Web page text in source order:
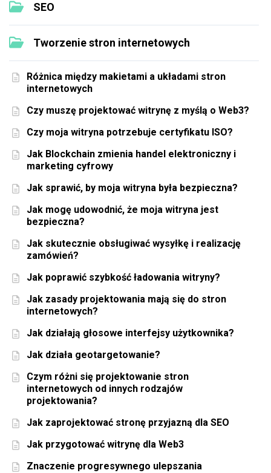
SEO
Tworzenie stron internetowych
Różnica między makietami a układami stron
internetowych
Czy muszę projektować witrynę z myślą o Web3?
Czy moja witryna potrzebuje certyfikatu ISO?
Jak Blockchain zmienia handel elektroniczny i
marketing cyfrowy
Jak sprawić, by moja witryna była bezpieczna?
Jak mogę udowodnić, że moja witryna jest
bezpieczna?
Jak skutecznie obsługiwać wysyłkę i realizację
zamówień?
Jak poprawić szybkość ładowania witryny?
Jak zasady projektowania mają się do stron
internetowych?
Jak działają głosowe interfejsy użytkownika?
Jak działa geotargetowanie?
Czym różni się projektowanie stron
internetowych od innych rodzajów
projektowania?
Jak zaprojektować stronę przyjazną dla SEO
Jak przygotować witrynę dla Web3
Znaczenie progresywnego ulepszania